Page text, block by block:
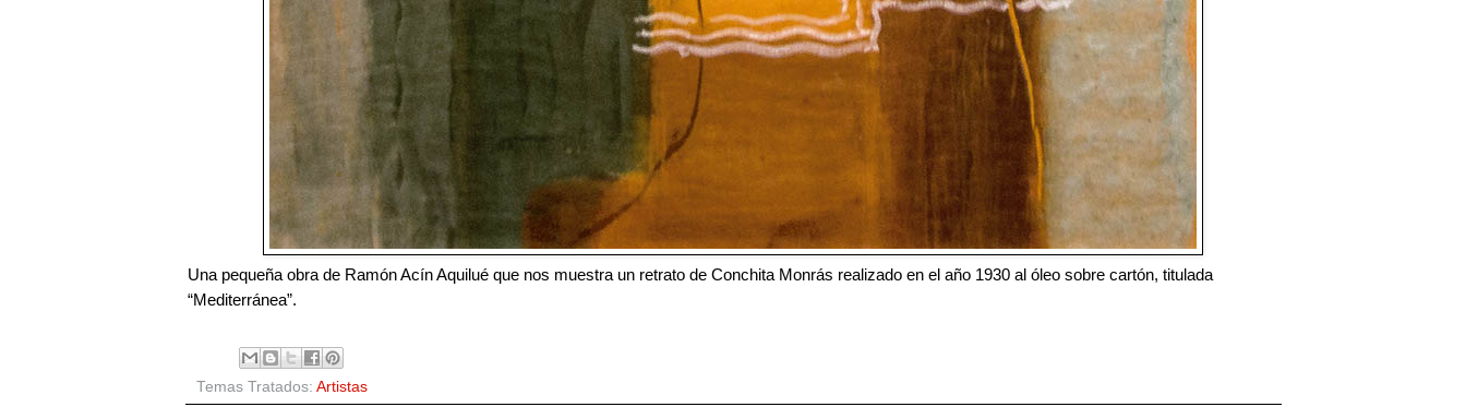
Una pequeña obra de Ramón Acín Aquilué que nos muestra un retrato de Conchita Monrás realizado en el año 1930 al óleo sobre cartón, titulada
“Mediterránea”.
Temas Tratados: Artistas